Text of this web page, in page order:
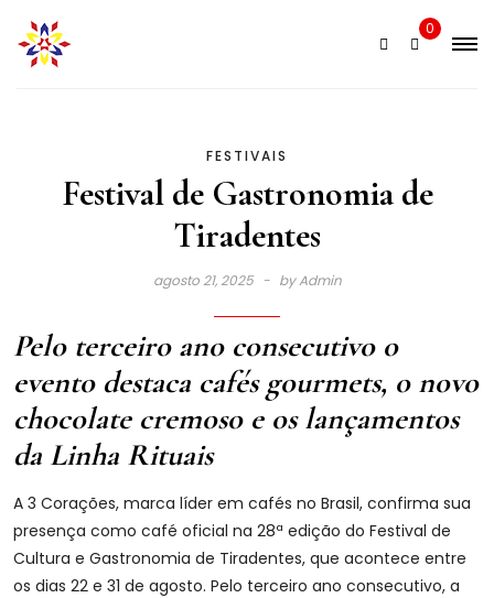
content
0
FESTIVAIS
Festival de Gastronomia de
Tiradentes
agosto 21, 2025 byAdmin
Pelo terceiro ano consecutivo o
evento destaca cafés gourmets, o novo
chocolate cremoso e os lançamentos
da Linha Rituais
A 3 Corações, marca líder em cafés no Brasil, confirma sua
presença como café oficial na 28ª edição do Festival de
Cultura e Gastronomia de Tiradentes, que acontece entre
os dias 22 e 31 de agosto. Pelo terceiro ano consecutivo, a